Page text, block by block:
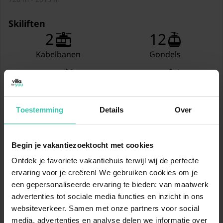
Toestemming Details Over
Begin je vakantiezoektocht met cookies
Ontdek je favoriete vakantiehuis terwijl wij de perfecte
ervaring voor je creëren! We gebruiken cookies om je
een gepersonaliseerde ervaring te bieden: van maatwerk
advertenties tot sociale media functies en inzicht in ons
websiteverkeer. Samen met onze partners voor social
media, advertenties en analyse delen we informatie over
Skiberging (gedeeld met
(vloerverwarming)
Lift
1x kinderbed (excl.
beddengoed) (tegen
betaling)
Skiliften
2
Kabelbanen
12
Gondels
18 12
Blauwe pistes
Rode pistes
8.3 km
Zwarte pistes
123km
Totaal
Toon pistekaart